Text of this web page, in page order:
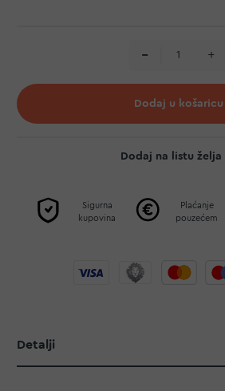
Dodaj u košaricu
Dodaj na listu želja
Sigurna
kupovina
Plaćanje
pouzećem
Detalji